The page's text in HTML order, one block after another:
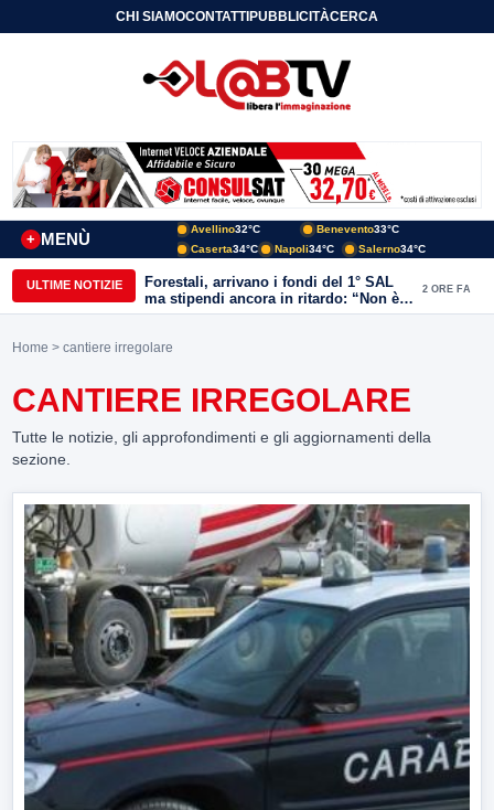
CHI SIAMOCONTATTIPUBBLICITÀCERCA
MENÙ
+
Avellino32°C Benevento33°C
Caserta34°C Napoli34°C Salerno34°C
ULTIME NOTIZIE
Forestali, arrivano i fondi del 1° SAL
ma stipendi ancora in ritardo: “Non è
più sostenibile”
2 ORE FA
Home > cantiere irregolare
CANTIERE IRREGOLARE
Tutte le notizie, gli approfondimenti e gli aggiornamenti della
sezione.